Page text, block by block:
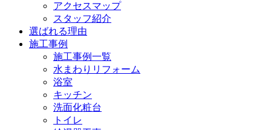
アクセスマップ
スタッフ紹介
選ばれる理由
施工事例
施工事例一覧
水まわりリフォーム
浴室
キッチン
洗面化粧台
トイレ